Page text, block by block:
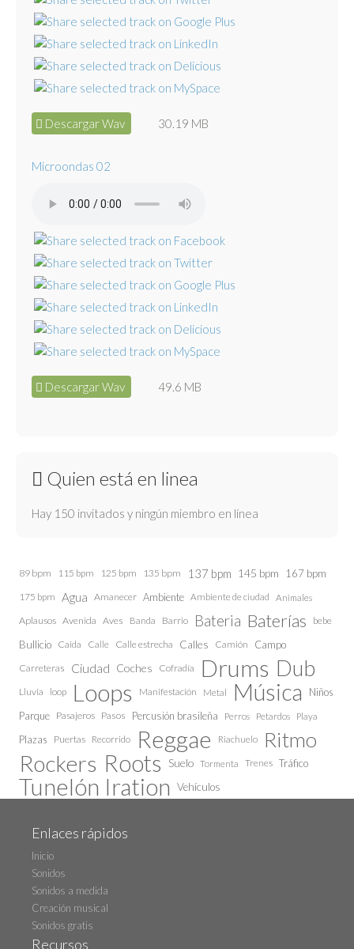
Descargar Wav 30.19 MB
Microondas 02
Descargar Wav 49.6 MB
Quien está en linea
Hay 150 invitados y ningún miembro en línea
89 bpm 115 bpm 125 bpm 135 bpm 137 bpm 145 bpm 167 bpm
175 bpm Agua Amanecer Ambiente Ambiente de ciudad Animales
Aplausos Avenida Aves Banda Barrio Bateria Baterías bebe
Bullicio Caida Calle Calle estrecha Calles Camión Campo
Carreteras Ciudad Coches Cofradía Drums Dub
Lluvia loop Loops Manifestación Metal Música
Niños
Parque Pasajeros Pasos Percusión brasileña Perros Petardos Playa
Plazas Puertas Recorrido Reggae Riachuelo Ritmo
Rockers Roots Suelo Tormenta Trenes Tráfico
Tunelón Iration Vehículos
Enlaces rápidos
Inicio
Sonidos
Sonidos a medida
Creación musical
Sonidos gratis
Recursos